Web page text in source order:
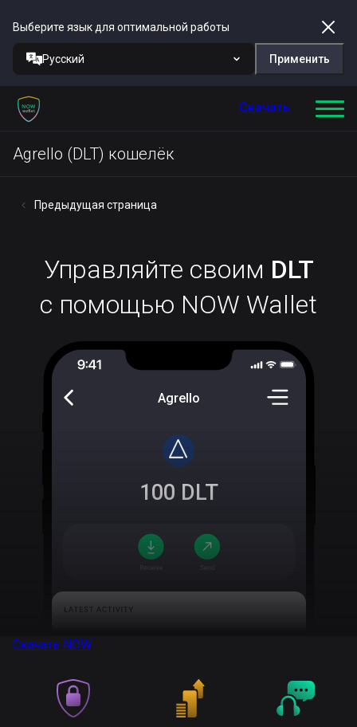
Выберите язык для оптимальной работы
Русский Применить
Скачать
Agrello (DLT) кошелёк
Предыдущая страница
Управляйте своим DLT
с помощью NOW Wallet
Agrello
100 DLT
Скачать NOW